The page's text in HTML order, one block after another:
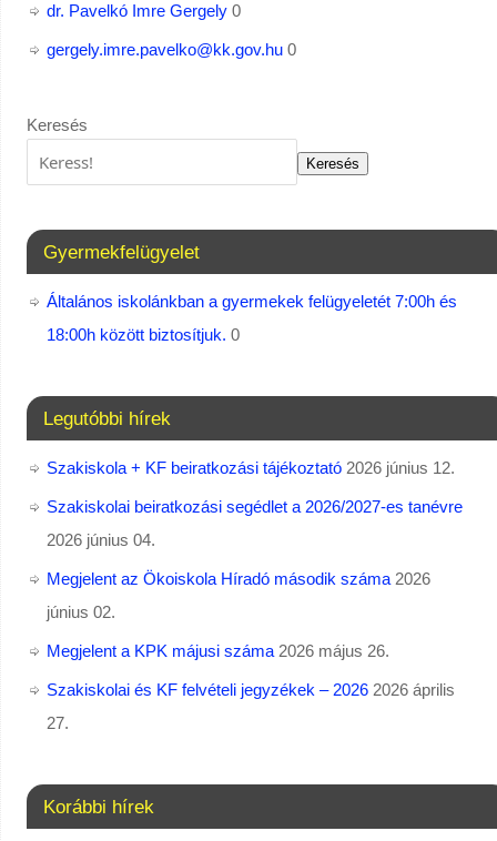
dr. Pavelkó Imre Gergely0
gergely.imre.pavelko@kk.gov.hu0
Keresés
Keresés
Gyermekfelügyelet
Általános iskolánkban a gyermekek felügyeletét 7:00h és
18:00h között biztosítjuk. 0
Legutóbbi hírek
Szakiskola + KF beiratkozási tájékoztató 2026 június 12.
Szakiskolai beiratkozási segédlet a 2026/2027-es tanévre
2026 június 04.
Megjelent az Ökoiskola Híradó második száma 2026
június 02.
Megjelent a KPK májusi száma 2026 május 26.
Szakiskolai és KF felvételi jegyzékek – 2026 2026 április
27.
Korábbi hírek